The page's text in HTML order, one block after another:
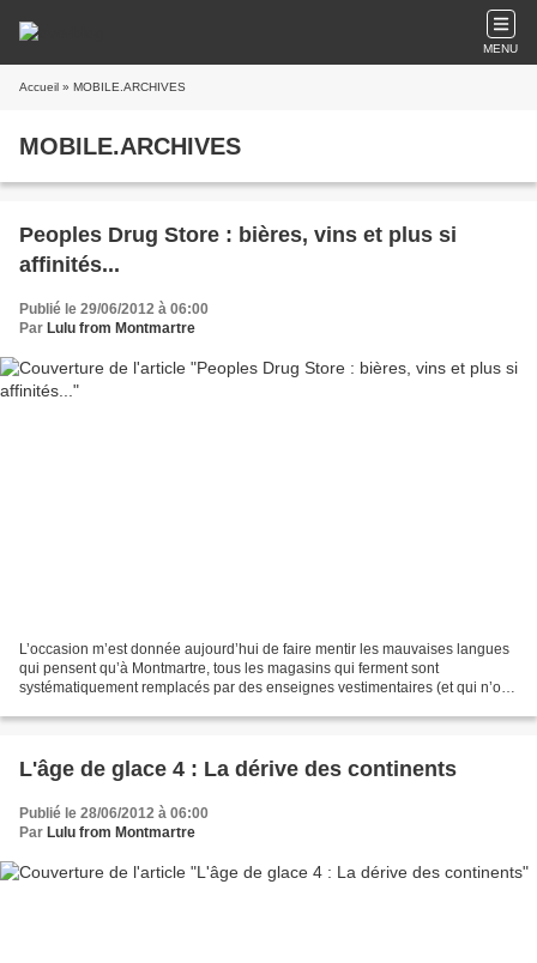
MENU
Accueil » MOBILE.ARCHIVES
MOBILE.ARCHIVES
Peoples Drug Store : bières, vins et plus si
affinités...
Publié le 29/06/2012 à 06:00
Par Lulu from Montmartre
L’occasion m’est donnée aujourd’hui de faire mentir les mauvaises langues
qui pensent qu’à Montmartre, tous les magasins qui ferment sont
systématiquement remplacés par des enseignes vestimentaires (et qui n’ont
L'âge de glace 4 : La dérive des continents
Publié le 28/06/2012 à 06:00
Par Lulu from Montmartre